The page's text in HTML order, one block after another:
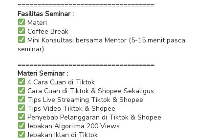
===================================
Fasilitas Seminar :
Materi
Coffee Break
Mini Konsultasi bersama Mentor (5-15 menit pasca
seminar)
===================================
Materi Seminar :
4 Cara Cuan di Tiktok
Cara Cuan di Tiktok & Shopee Sekaligus
Tips Live Streaming Tiktok & Shopee
Tips Video Tiktok & Shopee
Penyebab Pelanggaran di Tiktok & Shopee
Jebakan Algoritma 200 Views
Jebakan Iklan di Tiktok